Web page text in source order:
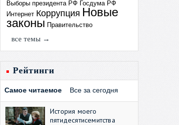
Выборы президента РФ Госдума РФ
Интернет Коррупция Новые
законы Правительство
все темы →
Рейтинги
Самое читаемое Все за сегодня
История моего
пятидесятисемитства